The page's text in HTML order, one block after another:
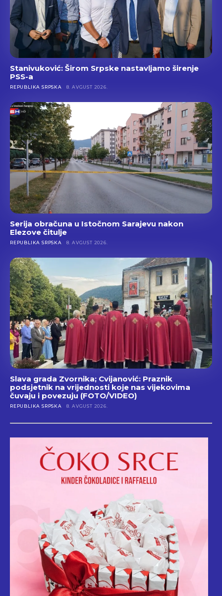
Stanivuković: Širom Srpske nastavljamo širenje
PSS-a
REPUBLIKA SRPSKA 8. AVGUST 2026.
Serija obračuna u Istočnom Sarajevu nakon
Elezove čitulje
REPUBLIKA SRPSKA 8. AVGUST 2026.
Slava grada Zvornika; Cvijanović: Praznik
podsjetnik na vrijednosti koje nas vijekovima
čuvaju i povezuju (FOTO/VIDEO)
REPUBLIKA SRPSKA 8. AVGUST 2026.